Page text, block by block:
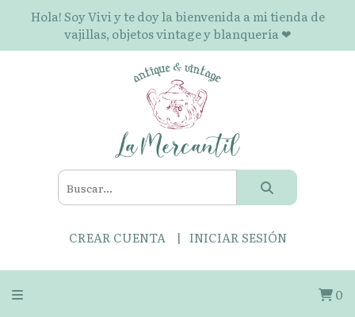
Hola! Soy Vivi y te doy la bienvenida a mi tienda de
vajillas, objetos vintage y blanquería ❤
CREAR CUENTA INICIAR SESIÓN
0